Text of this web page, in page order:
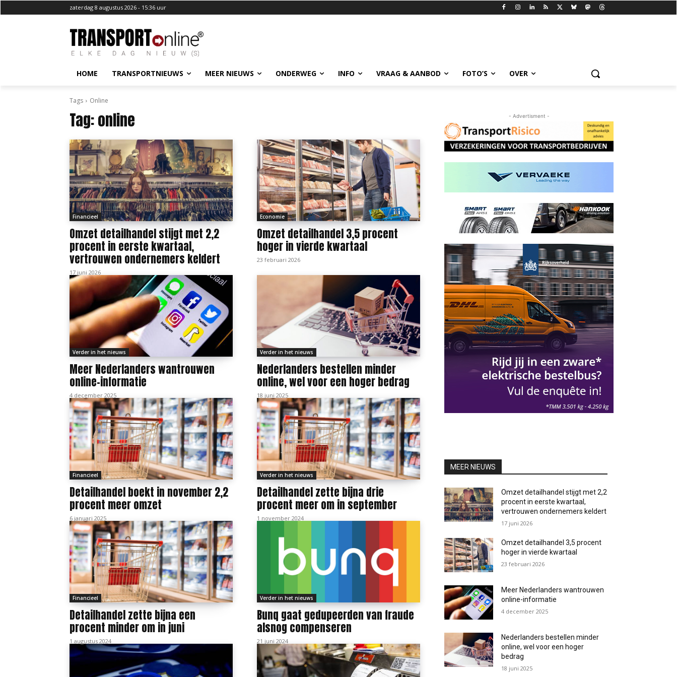
zaterdag 8 augustus 2026 - 15:36 uur
HOME TRANSPORTNIEUWS MEER NIEUWS ONDERWEG INFO VRAAG & AANBOD FOTO’S OVER
Tags Online
Tag:online
Financieel
Omzet detailhandel stijgt met 2,2
procent in eerste kwartaal,
vertrouwen ondernemers keldert
17 juni 2026
Economie
Omzet detailhandel 3,5 procent
hoger in vierde kwartaal
23 februari 2026
Verder in het nieuws
Meer Nederlanders wantrouwen
online-informatie
4 december 2025
Verder in het nieuws
Nederlanders bestellen minder
online, wel voor een hoger bedrag
18 juni 2025
Financieel
Detailhandel boekt in november 2,2
procent meer omzet
6 januari 2025
Verder in het nieuws
Detailhandel zette bijna drie
procent meer om in september
1 november 2024
Financieel
Detailhandel zette bijna een
procent minder om in juni
1 augustus 2024
Verder in het nieuws
Bunq gaat gedupeerden van fraude
alsnog compenseren
21 juni 2024
- Advertisment -
MEER NIEUWS
Omzet detailhandel stijgt met 2,2
procent in eerste kwartaal,
vertrouwen ondernemers keldert
17 juni 2026
Omzet detailhandel 3,5 procent
hoger in vierde kwartaal
23 februari 2026
Meer Nederlanders wantrouwen
online-informatie
4 december 2025
Nederlanders bestellen minder
online, wel voor een hoger
bedrag
18 juni 2025